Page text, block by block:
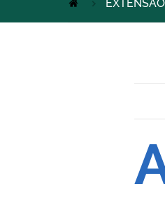
EXTENSÃO